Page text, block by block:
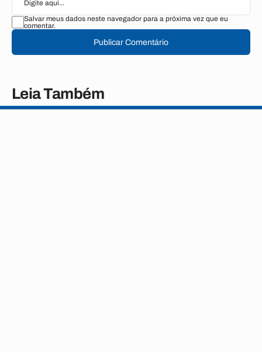
Salvar meus dados neste navegador para a próxima vez que eu
comentar.
Publicar Comentário
Leia Também